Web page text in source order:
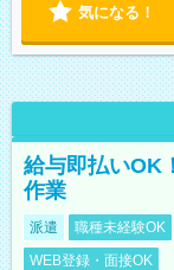
気になる！
給与即払いOK
作業
派遣 職種未経験OK
WEB登録・面接OK